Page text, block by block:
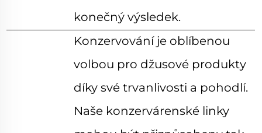
konečný výsledek.
Konzervování je oblíbenou
volbou pro džusové produkty
díky své trvanlivosti a pohodlí.
Naše konzervárenské linky